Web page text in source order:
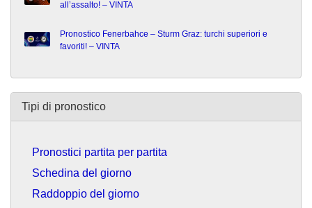
all’assalto! – VINTA
Pronostico Fenerbahce – Sturm Graz: turchi superiori e
favoriti! – VINTA
Tipi di pronostico
Pronostici partita per partita
Schedina del giorno
Raddoppio del giorno